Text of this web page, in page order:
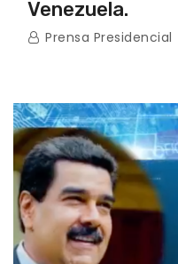
Venezuela.
Prensa Presidencial